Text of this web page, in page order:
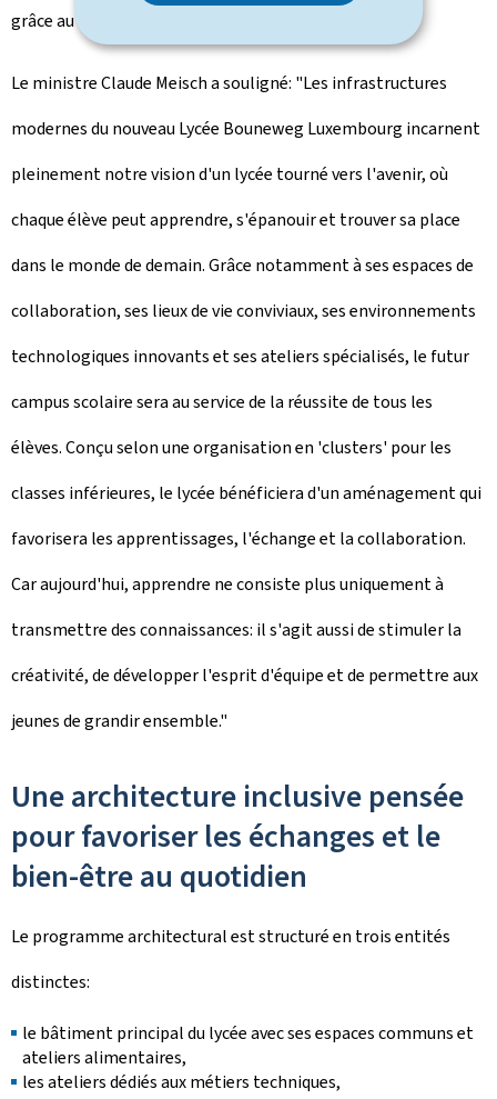
grâce au réseau d'infrastructures cyclables.
Le ministre Claude Meisch a souligné: "Les infrastructures
modernes du nouveau Lycée Bouneweg Luxembourg incarnent
pleinement notre vision d'un lycée tourné vers l'avenir, où
chaque élève peut apprendre, s'épanouir et trouver sa place
dans le monde de demain. Grâce notamment à ses espaces de
collaboration, ses lieux de vie conviviaux, ses environnements
technologiques innovants et ses ateliers spécialisés, le futur
campus scolaire sera au service de la réussite de tous les
élèves. Conçu selon une organisation en 'clusters' pour les
classes inférieures, le lycée bénéficiera d'un aménagement qui
favorisera les apprentissages, l'échange et la collaboration.
Car aujourd'hui, apprendre ne consiste plus uniquement à
transmettre des connaissances: il s'agit aussi de stimuler la
créativité, de développer l'esprit d'équipe et de permettre aux
jeunes de grandir ensemble."
Une architecture inclusive pensée
pour favoriser les échanges et le
bien-être au quotidien
Le programme architectural est structuré en trois entités
distinctes:
le bâtiment principal du lycée avec ses espaces communs et
ateliers alimentaires,
les ateliers dédiés aux métiers techniques,